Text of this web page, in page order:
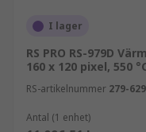
I lager
RS PRO RS-979D
160 x 120 pixel, 550
RS-artikelnummer 279-
Antal (1 enhet)